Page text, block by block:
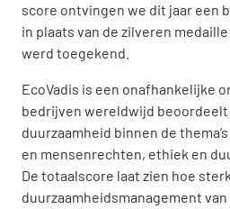
score ontvingen we dit jaar een
in plaats van de zilveren
werd toegekend.
EcoVadis is een onafhankelijke
bedrijven wereldwijd beoordeelt
duurzaamheid binnen de
en mensenrechten, ethiek en
De totaalscore laat zien hoe
duurzaamheidsmanagement